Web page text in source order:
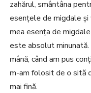
zahărul, smântâna
esențele de migdale și
mea esența de
este absolut
mână, când am pus
m-am folosit de o sită
mai fină.